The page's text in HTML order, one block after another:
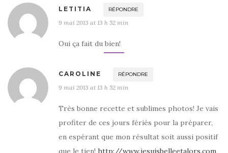
LETITIA RÉPONDRE
9 mai 2013 at 13 h 52 min
Oui ça fait du bien!
CAROLINE RÉPONDRE
9 mai 2013 at 13 h 52 min
Très bonne recette et sublimes photos! Je vais
profiter de ces jours fériés pour la préparer,
en espérant que mon résultat soit aussi positif
que le tien! http://www.jesuisbelleetalors.com